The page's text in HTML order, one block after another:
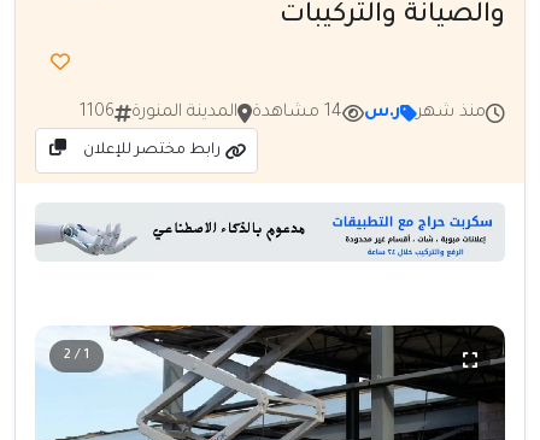
والصيانة والتركيبات
منذ شهر ر.س 14 مشاهدة المدينة المنورة 1106
رابط مختصر للإعلان
1 / 2